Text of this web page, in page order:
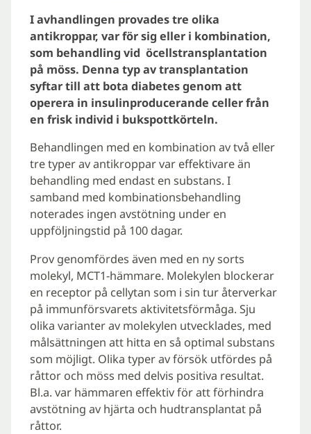
I avhandlingen provades tre olika
antikroppar, var för sig eller i kombination,
som behandling vid öcellstransplantation
på möss. Denna typ av transplantation
syftar till att bota diabetes genom att
operera in insulinproducerande celler från
en frisk individ i bukspottkörteln.
Behandlingen med en kombination av två eller
tre typer av antikroppar var effektivare än
behandling med endast en substans. I
samband med kombinationsbehandling
noterades ingen avstötning under en
uppföljningstid på 100 dagar.
Prov genomfördes även med en ny sorts
molekyl, MCT1-hämmare. Molekylen blockerar
en receptor på cellytan som i sin tur återverkar
på immunförsvarets aktivitetsförmåga. Sju
olika varianter av molekylen utvecklades, med
målsättningen att hitta en så optimal substans
som möjligt. Olika typer av försök utfördes på
råttor och möss med delvis positiva resultat.
Bl.a. var hämmaren effektiv för att förhindra
avstötning av hjärta och hudtransplantat på
råttor.